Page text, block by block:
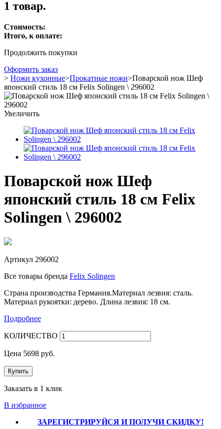
1 товар.
Стоимость:
Итого, к оплате:
Продолжить покупки
Оформить заказ
> Ножи кухонные>Прокатные ножи>Поварской нож Шеф
японский стиль 18 см Felix Solingen \ 296002
Увеличить
Поварской нож Шеф
японский стиль 18 см Felix
Solingen \ 296002
Артикул 296002
Все товары бренда Felix Solingen
Страна производства Германия.Материал лезвия: сталь.
Материал рукоятки: дерево. Длина лезвия: 18 см.
Подробнее
КОЛИЧЕСТВО
Цена 5698 руб.
Купить
Заказать в 1 клик
В избранное
ЗАРЕГИСТРИРУЙСЯ И ПОЛУЧИ СКИДКУ!